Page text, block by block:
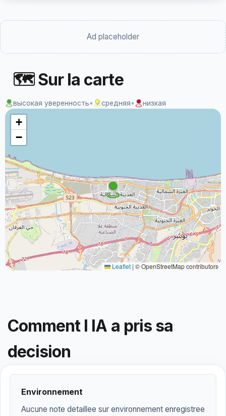
Ad placeholder
🗺 Sur la carte
высокая уверенность• средняя• низкая
+
−
Leaflet | © OpenStreetMap contributors
Comment l IA a pris sa
decision
Environnement
Aucune note detaillee sur environnement enregistree